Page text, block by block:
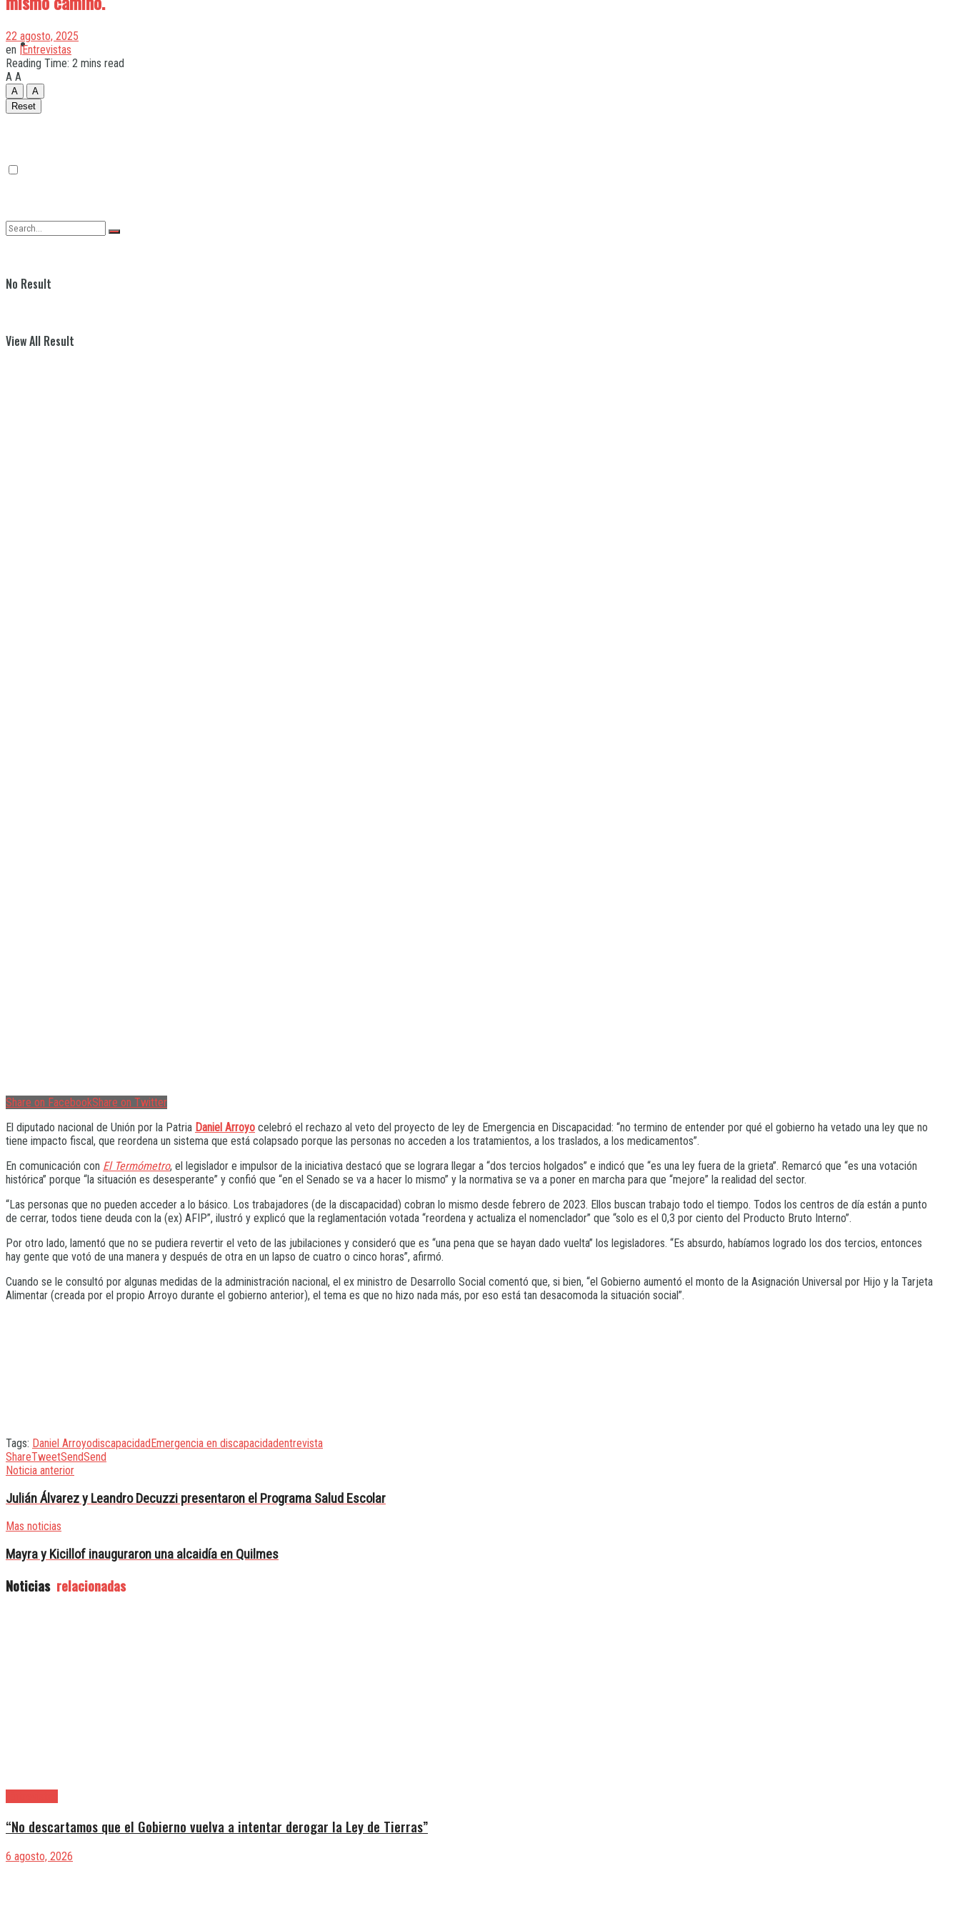
Quilmes
Varela
No Result
View All Result
22 agosto, 2025
en |Entrevistas
Reading Time: 2 mins read
A A
A
A
Reset
Share on FacebookShare on Twitter
El diputado nacional de Unión por la Patria Daniel Arroyo celebró el rechazo al veto del proyecto de ley de Emergencia en Discapacidad: “no termino de entender por qué el gobierno ha vetado una ley que no
tiene impacto fiscal, que reordena un sistema que está colapsado porque las personas no acceden a los tratamientos, a los traslados, a los medicamentos”.
En comunicación con El Termómetro, el legislador e impulsor de la iniciativa destacó que se lograra llegar a “dos tercios holgados” e indicó que “es una ley fuera de la grieta”. Remarcó que “es una votación
histórica” porque “la situación es desesperante” y confió que “en el Senado se va a hacer lo mismo” y la normativa se va a poner en marcha para que “mejore” la realidad del sector.
“Las personas que no pueden acceder a lo básico. Los trabajadores (de la discapacidad) cobran lo mismo desde febrero de 2023. Ellos buscan trabajo todo el tiempo. Todos los centros de día están a punto
de cerrar, todos tiene deuda con la (ex) AFIP”, ilustró y explicó que la reglamentación votada “reordena y actualiza el nomenclador” que “solo es el 0,3 por ciento del Producto Bruto Interno”.
Por otro lado, lamentó que no se pudiera revertir el veto de las jubilaciones y consideró que es “una pena que se hayan dado vuelta” los legisladores. “Es absurdo, habíamos logrado los dos tercios, entonces
hay gente que votó de una manera y después de otra en un lapso de cuatro o cinco horas”, afirmó.
Cuando se le consultó por algunas medidas de la administración nacional, el ex ministro de Desarrollo Social comentó que, si bien, “el Gobierno aumentó el monto de la Asignación Universal por Hijo y la Tarjeta
Alimentar (creada por el propio Arroyo durante el gobierno anterior), el tema es que no hizo nada más, por eso está tan desacomoda la situación social”.
Tags: Daniel ArroyodiscapacidadEmergencia en discapacidadentrevista
ShareTweetSendSend
Noticia anterior
Julián Álvarez y Leandro Decuzzi presentaron el Programa Salud Escolar
Mas noticias
Mayra y Kicillof inauguraron una alcaidía en Quilmes
Noticias relacionadas
“No descartamos que el Gobierno vuelva a intentar derogar la Ley de Tierras”
6 agosto, 2026